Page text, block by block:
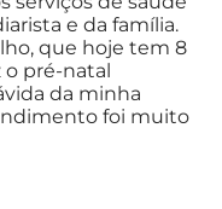
e da família.
que hoje tem 8
o pré-natal
da minha
foi muito